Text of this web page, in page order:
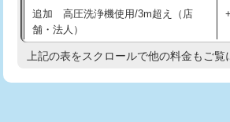
排水管工事（追加 排水管工事/3ｍ超
え）
マス交換（土の掘削・埋め戻し作業）
追加 高圧洗浄機使用/3m超え（店
舗・法人）
高度高圧洗浄換
上記の表をスクロールで他の料金もご覧